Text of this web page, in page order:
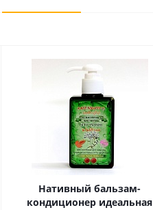
Нативный бальзам-
кондиционер идеальная